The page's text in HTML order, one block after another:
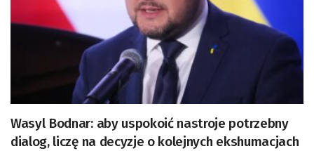
Wasyl Bodnar: aby uspokoić nastroje potrzebny
dialog, liczę na decyzje o kolejnych ekshumacjach